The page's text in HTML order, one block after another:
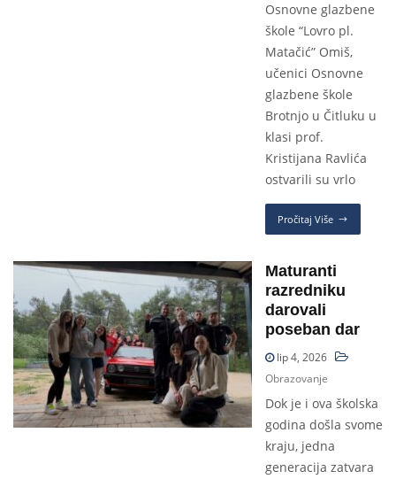
Osnovne glazbene
škole “Lovro pl.
Matačić” Omiš,
učenici Osnovne
glazbene škole
Brotnjo u Čitluku u
klasi prof.
Kristijana Ravlića
ostvarili su vrlo
Pročitaj Više
Maturanti
razredniku
darovali
poseban dar
lip 4, 2026
Obrazovanje
Dok je i ova školska
godina došla svome
kraju, jedna
generacija zatvara